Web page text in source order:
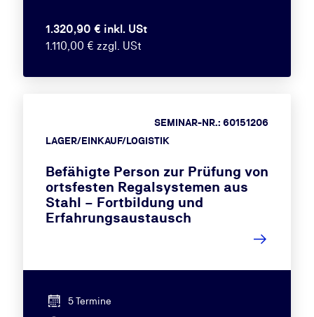
1.320,90 € inkl. USt
1.110,00 € zzgl. USt
LAGER/EINKAUF/LOGISTIK
SEMINAR-NR.: 60151206
Befähigte Person zur Prüfung von
ortsfesten Regalsystemen aus
Stahl – Fortbildung und
Erfahrungsaustausch
5 Termine